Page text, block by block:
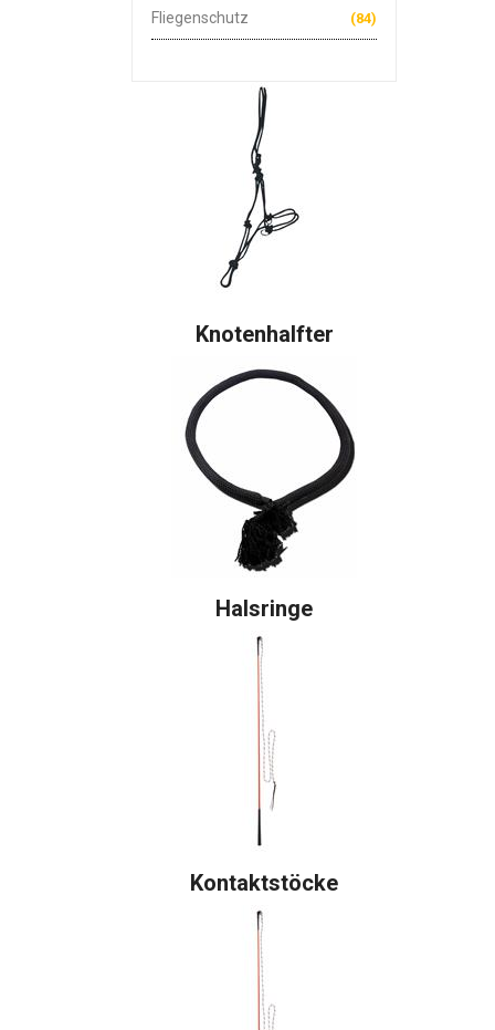
(84)
Fliegenschutz
Knotenhalfter
Halsringe
Kontaktstöcke